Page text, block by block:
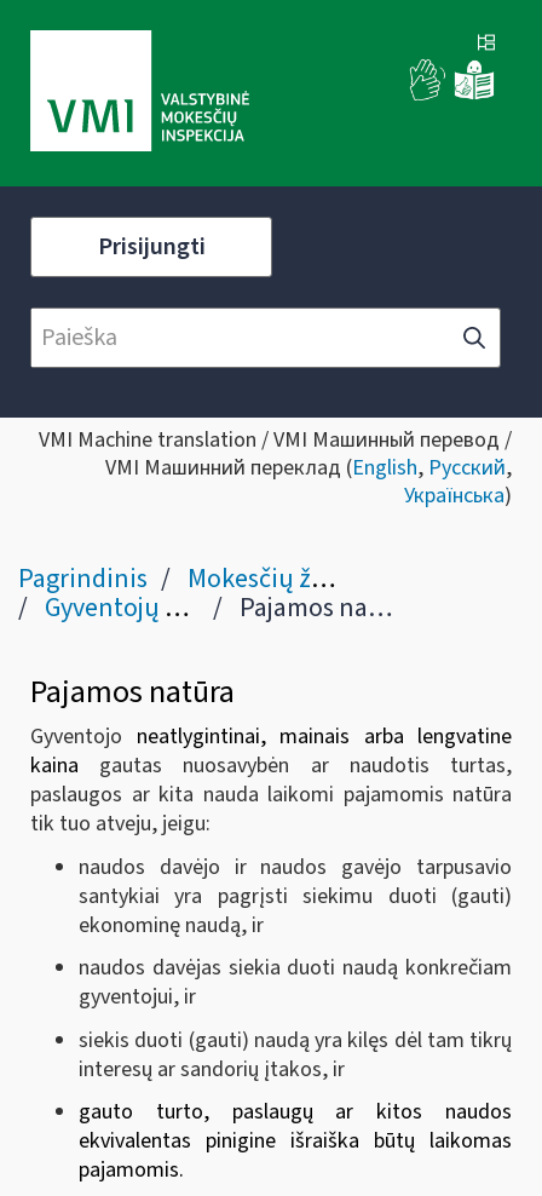
Prisijungti
VMI Machine translation / VMI Машинный перевод /
VMI Машинний переклад (English, Русский,
Українська)
Pagrindinis Mokesčių žinynas
Gyventojų pajamų mokestis Pajamos natūra
Pajamos natūra
Gyventojo neatlygintinai, mainais arba lengvatine
kaina gautas nuosavybėn ar naudotis turtas,
paslaugos ar kita nauda laikomi pajamomis natūra
tik tuo atveju, jeigu:
naudos davėjo ir naudos gavėjo tarpusavio
santykiai yra pagrįsti siekimu duoti (gauti)
ekonominę naudą, ir
naudos davėjas siekia duoti naudą konkrečiam
gyventojui, ir
siekis duoti (gauti) naudą yra kilęs dėl tam tikrų
interesų ar sandorių įtakos, ir
gauto turto, paslaugų ar kitos naudos
ekvivalentas pinigine išraiška būtų laikomas
pajamomis.